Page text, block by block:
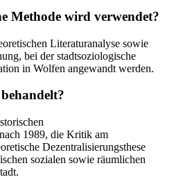
Methode wird verwendet?
Literaturanalyse sowie
bei der stadtsoziologische
in Wolfen angewandt werden.
1989, die Kritik am
Dezentralisierungsthese
sozialen sowie räumlichen